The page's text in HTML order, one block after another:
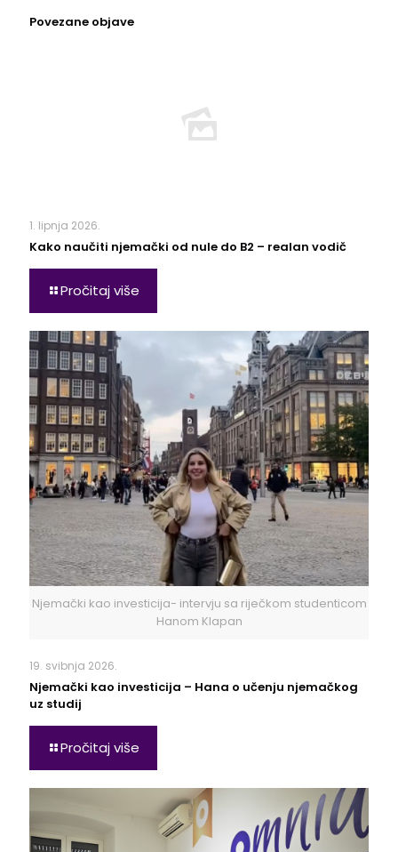
Povezane objave
1. lipnja 2026.
Kako naučiti njemački od nule do B2 – realan vodič
Pročitaj više
Njemački kao investicija- intervju sa riječkom studenticom
Hanom Klapan
19. svibnja 2026.
Njemački kao investicija – Hana o učenju njemačkog
uz studij
Pročitaj više